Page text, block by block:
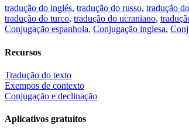
tradução do inglés, tradução do russo, tradução
tradução do turco, tradução do ucraniano,
Conjugação espanhola, Conjugação inglesa,
Recursos
Tradução do texto
Exempos de contexto
Conjugação e declinação
Aplicativos gratuitos